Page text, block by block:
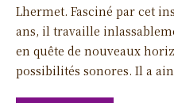
Lhermet. Fasciné par cet
ans, il travaille
en quête de nouveaux
possibilités sonores. Il a